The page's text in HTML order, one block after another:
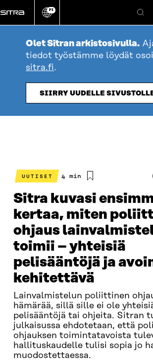
suoraan
sisältöön
Vaihda
kieli
FI
Hae
Olet Sitran arkistosivulla.
tiedot työstämme löydät
sitra.fi.
SIIRRY UUDELLE
UUTISET
Arvioitu
4 min
Sitra kuvasi
kertaa, miten
ohjaus
toimii – yhteisiä
pelisääntöjä ja
kehitettävä
Lainvalmistelun poliittinen
hämärää, sillä sille ei ole
pelisääntöjä tai ohjeita. Sitran
julkaisussa ehdotetaan, että
ohjauksen toimintatavoista
hallituskaudelle tulisi sopia jo
muodostettaessa.